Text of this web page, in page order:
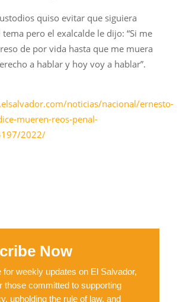
quiso evitar que siguiera
pero el exalcalde le dijo: “Si me
de por vida hasta que me muera
a hablar y hoy voy a hablar”.
noticias/nacional/ernesto-
mueren-reos-penal-
2022/
Now
for weekly updates on El Salvador,
those committed to supporting
upholding the rule of law, and